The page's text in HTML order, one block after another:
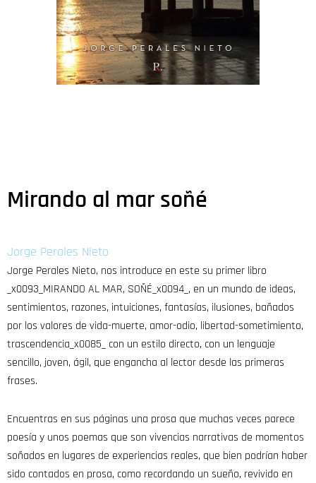
Mirando al mar soñé
Jorge Perales Nieto
Jorge Perales Nieto, nos introduce en este su primer libro
_x0093_MIRANDO AL MAR, SOÑÉ_x0094_, en un mundo de ideas,
sentimientos, razones, intuiciones, fantasías, ilusiones, bañados
por los valores de vida-muerte, amor-odio, libertad-sometimiento,
trascendencia_x0085_ con un estilo directo, con un lenguaje
sencillo, joven, ágil, que engancha al lector desde las primeras
frases.
Encuentras en sus páginas una prosa que muchas veces parece
poesía y unos poemas que son vivencias narrativas de momentos
soñados en lugares de experiencias reales, que bien podrían haber
sido contados en prosa, como recordando un sueño, revivido en